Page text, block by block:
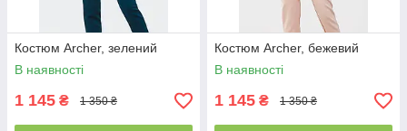
Костюм Archer, зелений
В наявності
1 145 ₴ 1 350 ₴
Костюм Archer, бежевий
В наявності
1 145 ₴ 1 350 ₴